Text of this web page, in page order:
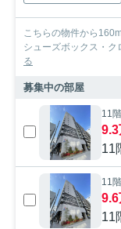
こちらの物件から
シューズボックス・
る
募集中の部屋
11階
9.3
11
11階
9.6
11